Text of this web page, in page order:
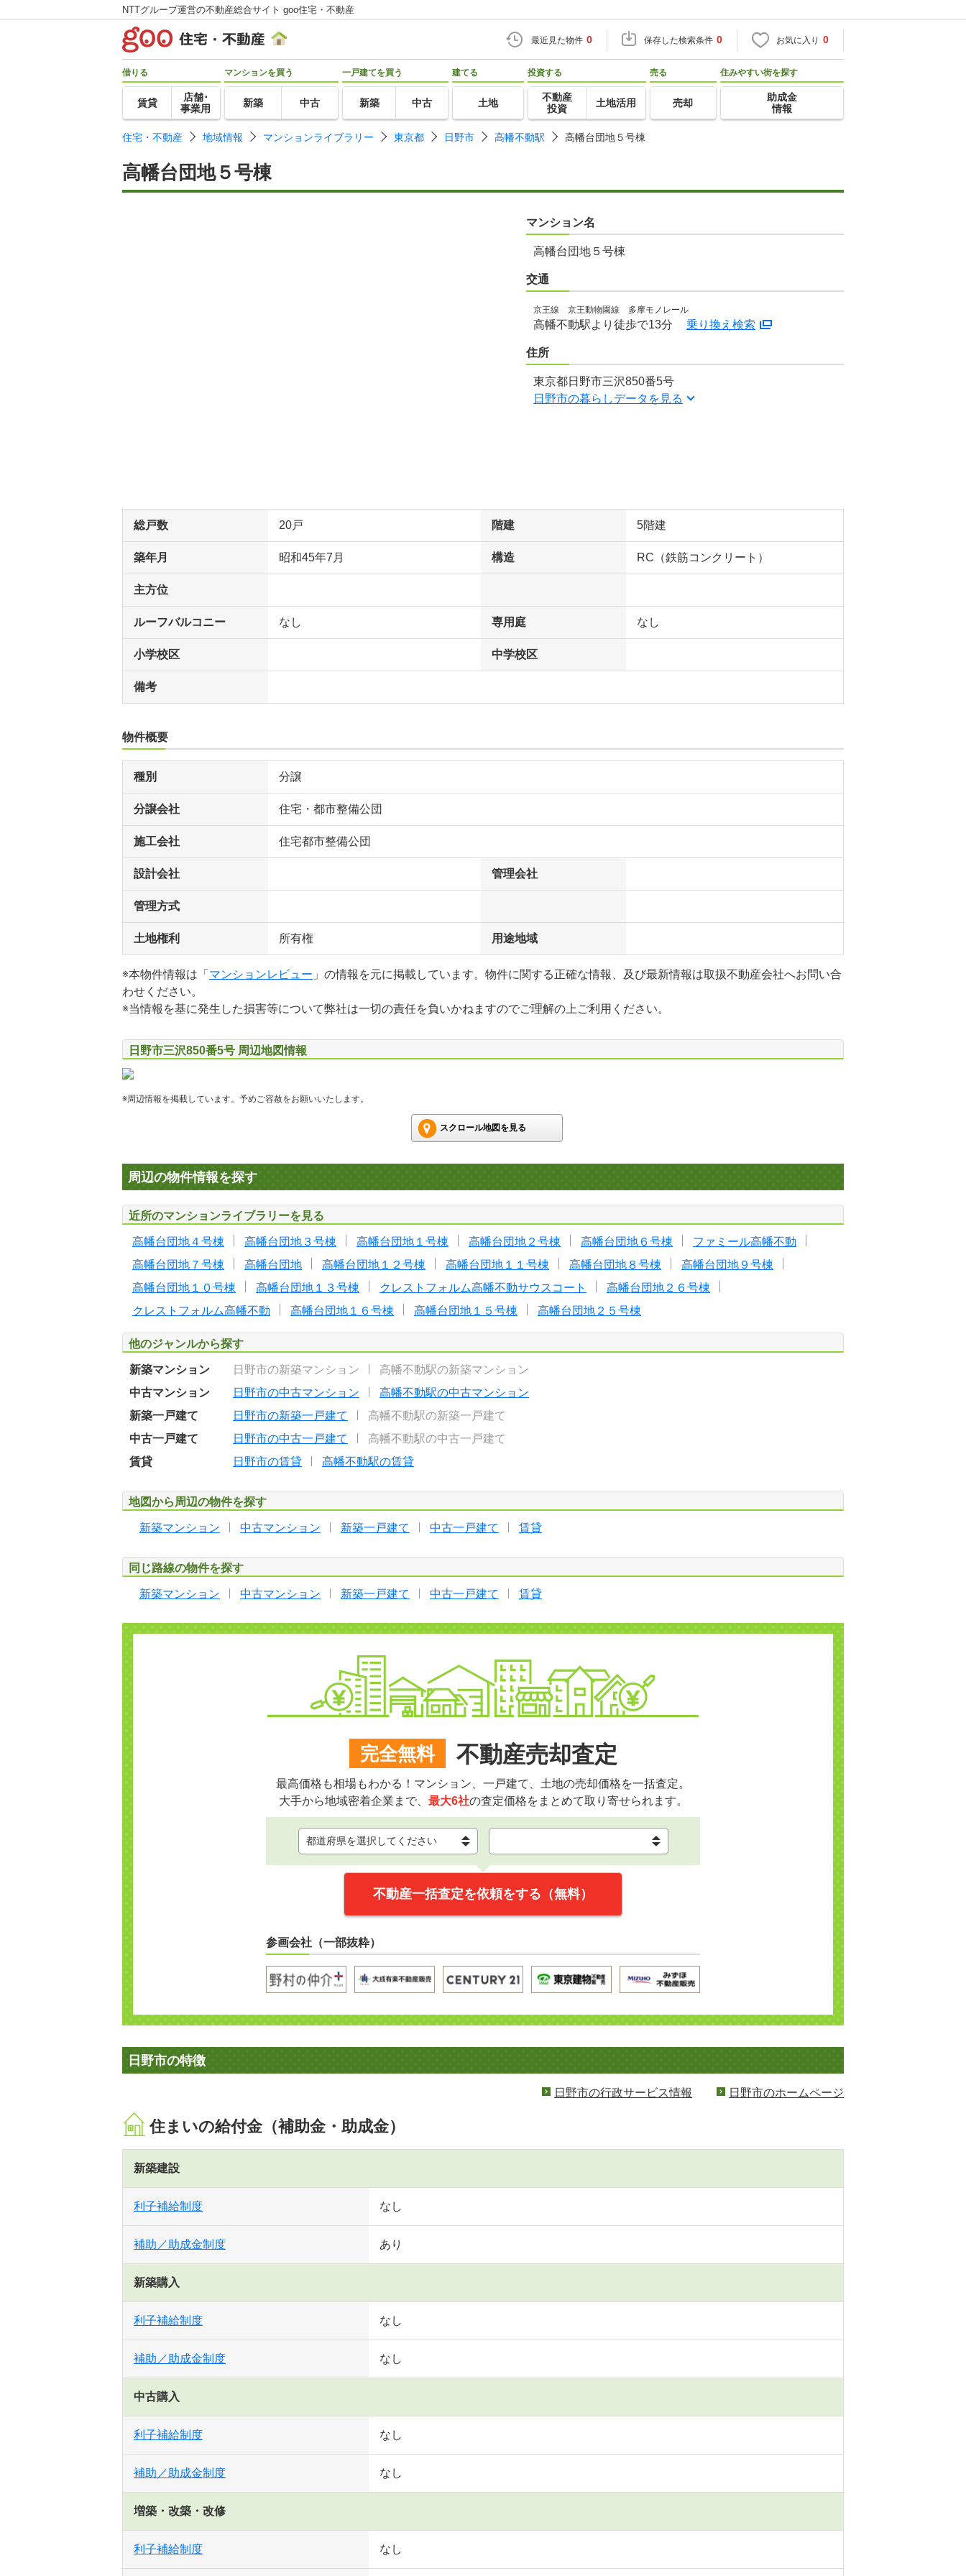
NTTグループ運営の不動産総合サイト goo住宅・不動産
最近見た物件 0 保存した検索条件 0 お気に入り 0
借りる
賃貸
店舗･
事業用
マンションを買う
新築 中古
一戸建てを買う
新築 中古
建てる
土地
投資する
不動産
投資
土地活用
売る
売却
住みやすい街を探す
助成金
情報
住宅・不動産 地域情報 マンションライブラリー 東京都 日野市 高幡不動駅 高幡台団地５号棟
高幡台団地５号棟
マンション名
高幡台団地５号棟
交通
京王線 京王動物園線 多摩モノレール
高幡不動駅より徒歩で13分 乗り換え検索
住所
東京都日野市三沢850番5号
日野市の暮らしデータを見る
総戸数 20戸 階建 5階建
築年月 昭和45年7月 構造 RC（鉄筋コンクリート）
主方位
ルーフバルコニー なし 専用庭 なし
小学校区 中学校区
備考
物件概要
種別 分譲
分譲会社 住宅・都市整備公団
施工会社 住宅都市整備公団
設計会社 管理会社
管理方式
土地権利 所有権 用途地域
※本物件情報は「 マンションレビュー 」の情報を元に掲載しています。物件に関する正確な情報、及び最新情報は取扱不動産会社へお問い合
わせください。
※当情報を基に発生した損害等について弊社は一切の責任を負いかねますのでご理解の上ご利用ください。
日野市三沢850番5号 周辺地図情報
※周辺情報を掲載しています。予めご容赦をお願いいたします。
スクロール地図を見る
周辺の物件情報を探す
近所のマンションライブラリーを見る
高幡台団地４号棟 高幡台団地３号棟 高幡台団地１号棟 高幡台団地２号棟 高幡台団地６号棟
ファミール高幡不動
高幡台団地７号棟
高幡台団地 高幡台団地１２号棟 高幡台団地１１号棟 高幡台団地８号棟
高幡台団地９号棟
高幡台団地１０号棟
高幡台団地１３号棟 クレストフォルム高幡不動サウスコート
高幡台団地２６号棟
クレストフォルム高幡不動
高幡台団地１６号棟 高幡台団地１５号棟 高幡台団地２５号棟
他のジャンルから探す
新築マンション 日野市の新築マンション
高幡不動駅の新築マンション
中古マンション
日野市の中古マンション
高幡不動駅の中古マンション
新築一戸建て
日野市の新築一戸建て
高幡不動駅の新築一戸建て
中古一戸建て
日野市の中古一戸建て
高幡不動駅の中古一戸建て
賃貸
日野市の賃貸 高幡不動駅の賃貸
地図から周辺の物件を探す
新築マンション 中古マンション 新築一戸建て 中古一戸建て 賃貸
同じ路線の物件を探す
新築マンション 中古マンション 新築一戸建て 中古一戸建て 賃貸
完全無料 不動産売却査定
最高価格も相場もわかる！マンション、一戸建て、土地の売却価格を一括査定。
大手から地域密着企業まで、 最大6社の査定価格をまとめて取り寄せられます。
不動産一括査定を依頼をする（無料）
参画会社（一部抜粋）
日野市の特徴
日野市の行政サービス情報 日野市のホームページ
住まいの給付金（補助金・助成金）
新築建設
利子補給制度 なし
補助／助成金制度 あり
新築購入
利子補給制度 なし
補助／助成金制度 なし
中古購入
利子補給制度 なし
補助／助成金制度 なし
増築・改築・改修
利子補給制度 なし